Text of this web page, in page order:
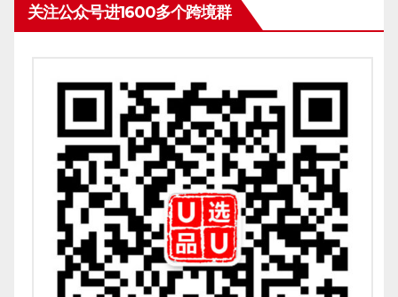
关注公众号进1600多个跨境群